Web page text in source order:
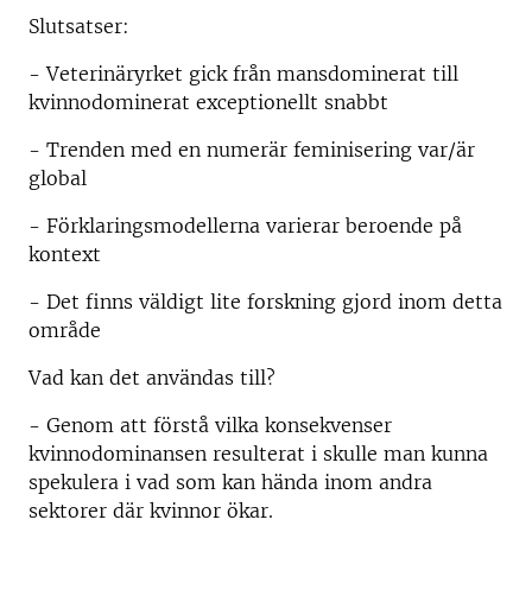
Slutsatser:
- Veterinäryrket gick från mansdominerat till
kvinnodominerat exceptionellt snabbt
- Trenden med en numerär feminisering var/är
global
- Förklaringsmodellerna varierar beroende på
kontext
- Det finns väldigt lite forskning gjord inom detta
område
Vad kan det användas till?
- Genom att förstå vilka konsekvenser
kvinnodominansen resulterat i skulle man kunna
spekulera i vad som kan hända inom andra
sektorer där kvinnor ökar.